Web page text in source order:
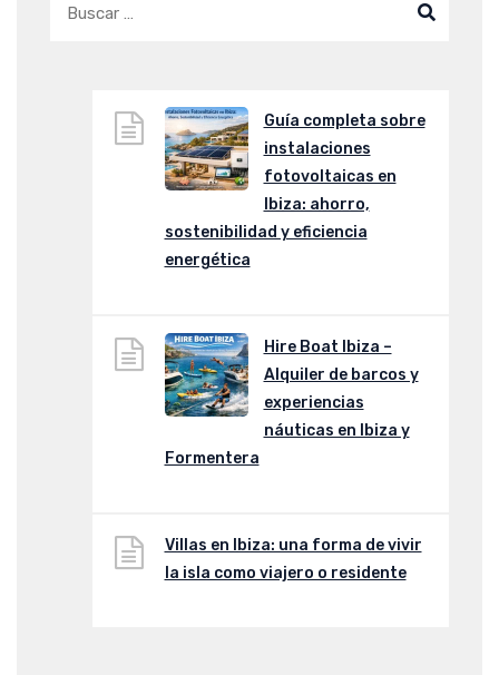
Guía completa sobre
instalaciones
fotovoltaicas en
Ibiza: ahorro,
sostenibilidad y eficiencia
energética
Hire Boat Ibiza –
Alquiler de barcos y
experiencias
náuticas en Ibiza y
Formentera
Villas en Ibiza: una forma de vivir
la isla como viajero o residente